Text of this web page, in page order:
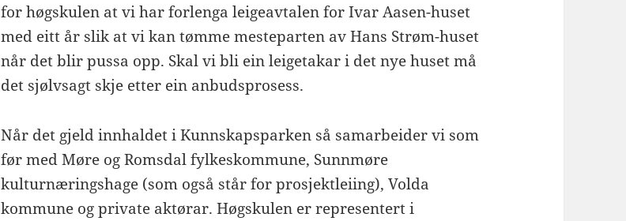
for høgskulen at vi har forlenga leigeavtalen for Ivar Aasen-huset
med eitt år slik at vi kan tømme mesteparten av Hans Strøm-huset
når det blir pussa opp. Skal vi bli ein leigetakar i det nye huset må
det sjølvsagt skje etter ein anbudsprosess.
Når det gjeld innhaldet i Kunnskapsparken så samarbeider vi som
før med Møre og Romsdal fylkeskommune, Sunnmøre
kulturnæringshage (som også står for prosjektleiing), Volda
kommune og private aktørar. Høgskulen er representert i